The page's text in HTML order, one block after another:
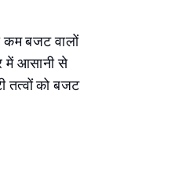
कम बजट वालों
में आसानी से
तत्वों को बजट